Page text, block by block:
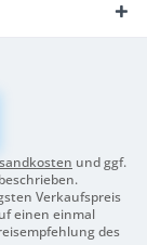
und ggf.
Verkaufspreis
einen einmal
des